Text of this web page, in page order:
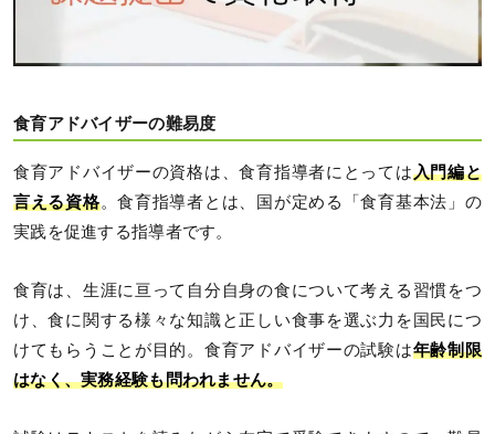
食育アドバイザーの難易度
食育アドバイザーの資格は、食育指導者にとっては入門編と
言える資格。食育指導者とは、国が定める「食育基本法」の
実践を促進する指導者です。
食育は、生涯に亘って自分自身の食について考える習慣をつ
け、食に関する様々な知識と正しい食事を選ぶ力を国民につ
けてもらうことが目的。食育アドバイザーの試験は年齢制限
はなく、実務経験も問われません。